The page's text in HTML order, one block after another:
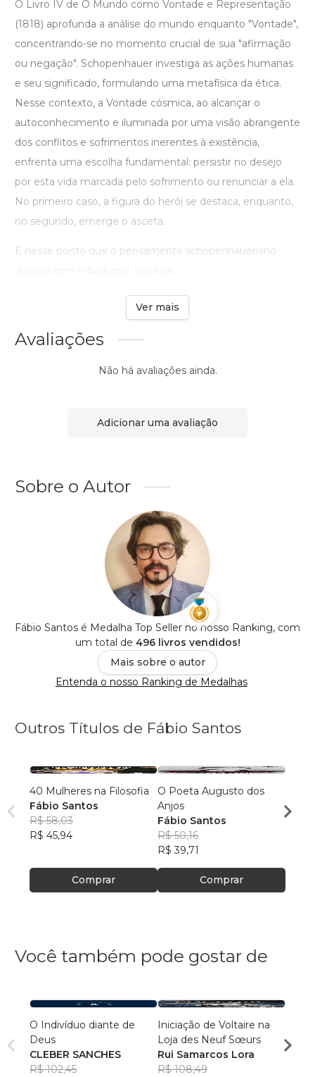
O Livro IV de O Mundo como Vontade e Representação
(1818) aprofunda a análise do mundo enquanto "Vontade",
concentrando-se no momento crucial de sua "afirmação
ou negação". Schopenhauer investiga as ações humanas
e seu significado, formulando uma metafísica da ética.
Nesse contexto, a Vontade cósmica, ao alcançar o
autoconhecimento e iluminada por uma visão abrangente
dos conflitos e sofrimentos inerentes à existência,
enfrenta uma escolha fundamental: persistir no desejo
por esta vida marcada pelo sofrimento ou renunciar a ela.
No primeiro caso, a figura do herói se destaca, enquanto,
no segundo, emerge o asceta.
É nesse ponto que o pensamento schopenhaueriano
Ver mais
Avaliações
Não há avaliações ainda.
Adicionar uma avaliação
Sobre o Autor
Fábio Santos é Medalha Top Seller no nosso Ranking, com
um total de 496 livros vendidos!
Mais sobre o autor
Entenda o nosso Ranking de Medalhas
Outros Títulos de Fábio Santos
40 Mulheres na Filosofia
Fábio Santos
R$ 58,03
R$ 45,94
Comprar
O Poeta Augusto dos
Anjos
Fábio Santos
R$ 50,16
R$ 39,71
Comprar
Você também pode gostar de
O Indivíduo diante de
Deus
CLEBER SANCHES
R$ 102,45
Iniciação de Voltaire na
Loja des Neuf Sœurs
Rui Samarcos Lora
R$ 108,49
Davi
R$